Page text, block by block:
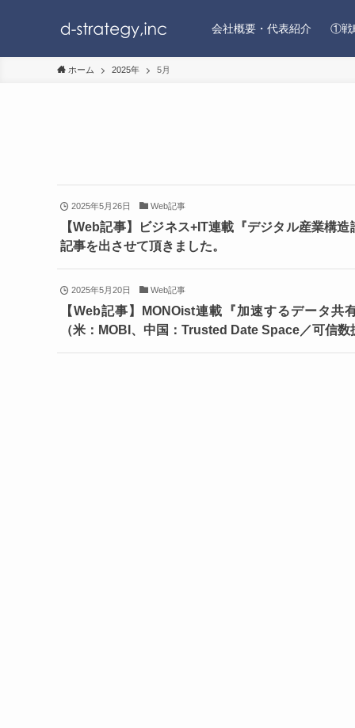
会社概要・代表紹介 ①戦
ホーム 2025年 5月
2025年5月26日 Web記事
【Web記事】ビジネス+IT連載『デジタル産業構
記事を出させて頂きました。
2025年5月20日 Web記事
【Web記事】MONOist連載『加速するデータ
（米：MOBI、中国：Trusted Date Space／可信